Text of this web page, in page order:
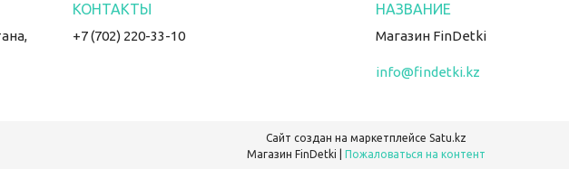
+7 (702) 220-33-10 Магазин FinDetki
info@findetki.kz
Сайт создан на маркетплейсе Satu.kz
Пожаловаться на контент